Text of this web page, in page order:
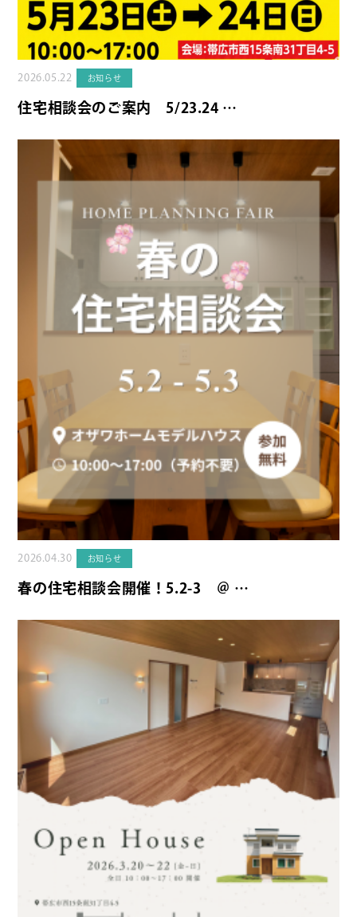
2026.05.22 お知らせ
住宅相談会のご案内 5/23.24 …
2026.04.30 お知らせ
春の住宅相談会開催！5.2-3 ＠ …